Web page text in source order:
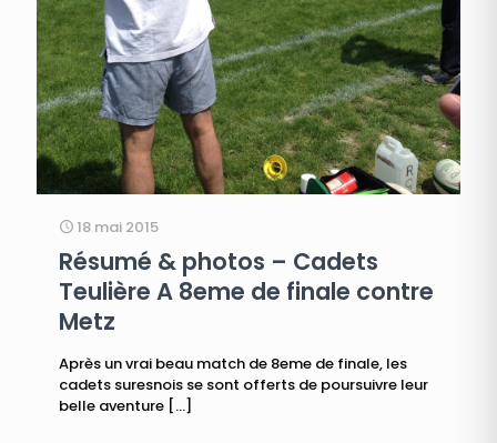
18 mai 2015
Résumé & photos – Cadets
Teulière A 8eme de finale contre
Metz
Après un vrai beau match de 8eme de finale, les
cadets suresnois se sont offerts de poursuivre leur
belle aventure […]